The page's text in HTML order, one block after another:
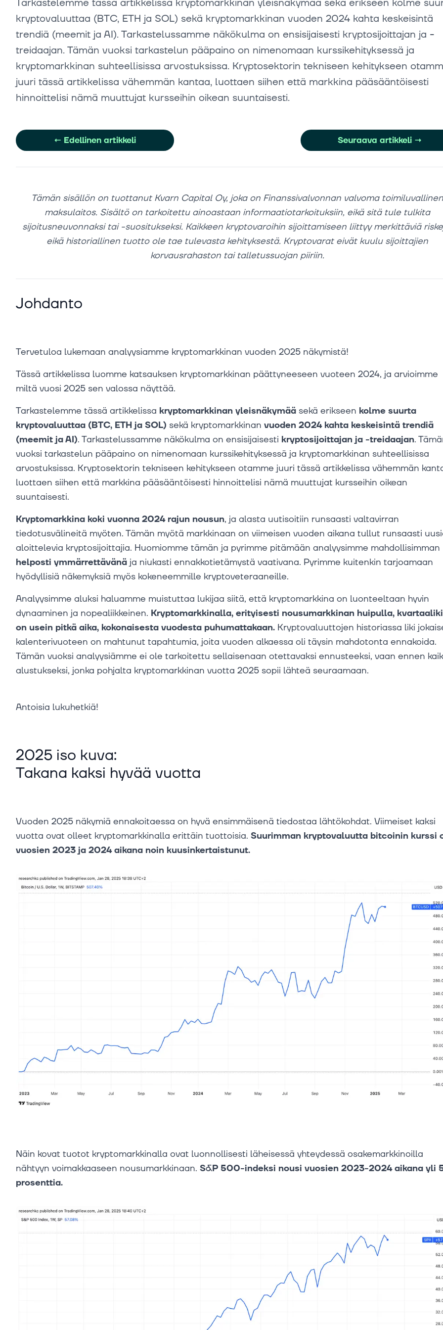
Tarkastelemme tässä artikkelissa kryptomarkkinan yleisnäkymää sekä erikseen kolme
kryptovaluuttaa (BTC, ETH ja SOL) sekä kryptomarkkinan vuoden 2024 kahta keskeisintä
trendiä (meemit ja AI). Tarkastelussamme näkökulma on ensisijaisesti kryptosijoittajan ja -
treidaajan. Tämän vuoksi tarkastelun pääpaino on nimenomaan kurssikehityksessä ja
kryptomarkkinan suhteellisissa arvostuksissa. Kryptosektorin tekniseen kehitykseen
juuri tässä artikkelissa vähemmän kantaa, luottaen siihen että markkina pääsääntöisesti
hinnoittelisi nämä muuttujat kursseihin oikean suuntaisesti.
← Edellinen artikkeli Seuraava artikkeli →
Tämän sisällön on tuottanut Kvarn Capital Oy, joka on Finanssivalvonnan valvoma toimiluvallinen
maksulaitos. Sisältö on tarkoitettu ainoastaan informaatiotarkoituksiin, eikä sitä tule tulkita
sijoitusneuvonnaksi tai -suositukseksi. Kaikkeen kryptovaroihin sijoittamiseen liittyy merkittäviä
eikä historiallinen tuotto ole tae tulevasta kehityksestä. Kryptovarat eivät kuulu sijoittajien
korvausrahaston tai talletussuojan piiriin.
Johdanto
Tervetuloa lukemaan analyysiamme kryptomarkkinan vuoden 2025 näkymistä!
Tässä artikkelissa luomme katsauksen kryptomarkkinan päättyneeseen vuoteen 2024, ja arvioimme
miltä vuosi 2025 sen valossa näyttää.
Tarkastelemme tässä artikkelissa kryptomarkkinan yleisnäkymää sekä erikseen kolme suurta
kryptovaluuttaa (BTC, ETH ja SOL) sekä kryptomarkkinan vuoden 2024 kahta keskeisintä trendiä
(meemit ja AI). Tarkastelussamme näkökulma on ensisijaisesti kryptosijoittajan ja -treidaajan.
vuoksi tarkastelun pääpaino on nimenomaan kurssikehityksessä ja kryptomarkkinan suhteellisissa
arvostuksissa. Kryptosektorin tekniseen kehitykseen otamme juuri tässä artikkelissa vähemmän
luottaen siihen että markkina pääsääntöisesti hinnoittelisi nämä muuttujat kursseihin oikean
suuntaisesti.
Kryptomarkkina koki vuonna 2024 rajun nousun, ja alasta uutisoitiin runsaasti valtavirran
tiedotusvälineitä myöten. Tämän myötä markkinaan on viimeisen vuoden aikana tullut runsaasti
aloittelevia kryptosijoittajia. Huomiomme tämän ja pyrimme pitämään analyysimme mahdollisimman
helposti ymmärrettävänäja niukasti ennakkotietämystä vaativana. Pyrimme kuitenkin tarjoamaan
hyödyllisiä näkemyksiä myös kokeneemmille kryptoveteraaneille.
Analyysimme aluksi haluamme muistuttaa lukijaa siitä, että kryptomarkkina on luonteeltaan hyvin
dynaaminen ja nopealiikkeinen. Kryptomarkkinalla, erityisesti nousumarkkinan huipulla,
on usein pitkä aika, kokonaisesta vuodesta puhumattakaan. Kryptovaluuttojen historiassa liki
kalenterivuoteen on mahtunut tapahtumia, joita vuoden alkaessa oli täysin mahdotonta ennakoida.
Tämän vuoksi analyysiämme ei ole tarkoitettu sellaisenaan otettavaksi ennusteeksi, vaan ennen
alustukseksi, jonka pohjalta kryptomarkkinan vuotta 2025 sopii lähteä seuraamaan.
Antoisia lukuhetkiä!
2025 iso kuva:
Takana kaksi hyvää vuotta
Vuoden 2025 näkymiä ennakoitaessa on hyvä ensimmäisenä tiedostaa lähtökohdat. Viimeiset kaksi
vuotta ovat olleet kryptomarkkinalla erittäin tuottoisia. Suurimman kryptovaluutta bitcoinin kurssi
vuosien 2023 ja 2024 aikana noin kuusinkertaistunut.
Näin kovat tuotot kryptomarkkinalla ovat luonnollisesti läheisessä yhteydessä osakemarkkinoilla
nähtyyn voimakkaaseen nousumarkkinaan. S&P 500-indeksi nousi vuosien 2023-2024 aikana yli
prosenttia.